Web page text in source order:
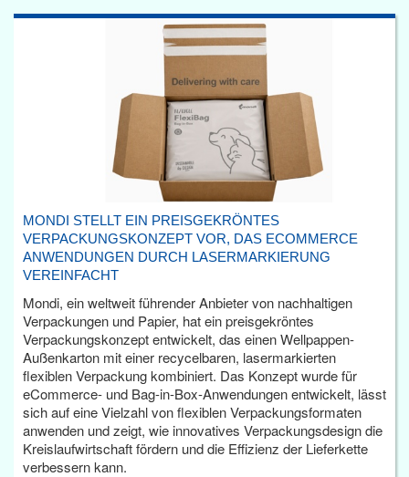
MONDI STELLT EIN PREISGEKRÖNTES
VERPACKUNGSKONZEPT VOR, DAS ECOMMERCE
ANWENDUNGEN DURCH LASERMARKIERUNG
VEREINFACHT
Mondi, ein weltweit führender Anbieter von nachhaltigen
Verpackungen und Papier, hat ein preisgekröntes
Verpackungskonzept entwickelt, das einen Wellpappen-
Außenkarton mit einer recycelbaren, lasermarkierten
flexiblen Verpackung kombiniert. Das Konzept wurde für
eCommerce- und Bag-in-Box-Anwendungen entwickelt, lässt
sich auf eine Vielzahl von flexiblen Verpackungsformaten
anwenden und zeigt, wie innovatives Verpackungsdesign die
Kreislaufwirtschaft fördern und die Effizienz der Lieferkette
verbessern kann.